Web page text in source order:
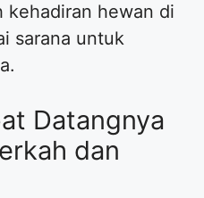
kehadiran hewan di
sarana untuk
Datangnya
dan